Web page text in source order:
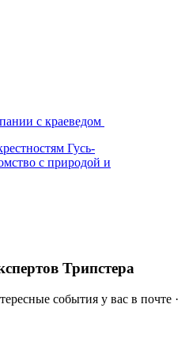
с краеведом
Гусь-
с природой и
Трипстера
события у вас в почте ·